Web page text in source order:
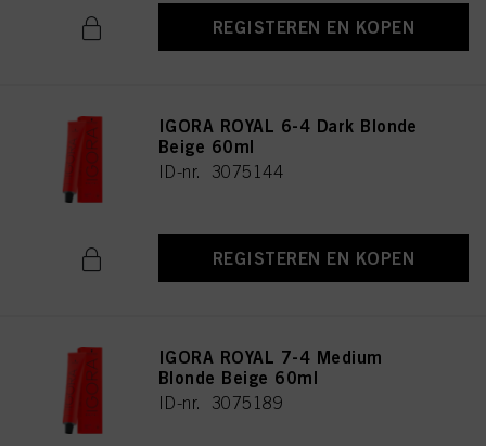
REGISTEREN EN KOPEN
IGORA ROYAL 6-4 Dark Blonde
Beige 60ml
ID-nr. 3075144
REGISTEREN EN KOPEN
IGORA ROYAL 7-4 Medium
Blonde Beige 60ml
ID-nr. 3075189